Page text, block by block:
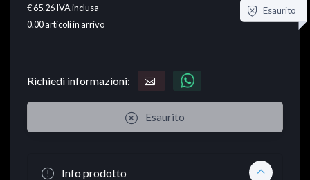
€ 65.26IVA inclusa
0.00articoli in arrivo
Esaurito
Richiedi informazioni:
Esaurito
Info prodotto